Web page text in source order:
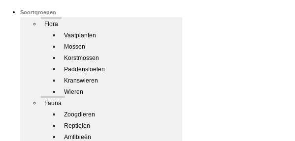
Soortgroepen
Flora
Vaatplanten
Mossen
Korstmossen
Paddenstoelen
Kranswieren
Wieren
Fauna
Zoogdieren
Reptielen
Amfibieën